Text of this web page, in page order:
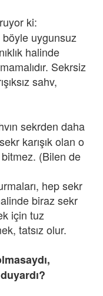
ki:
uygunsuz
halinde
Sekrsiz
sahv,
sekrden daha
karışık olan o
(Bilen de
hep sekr
biraz sekr
için tuz
tatsız olur.